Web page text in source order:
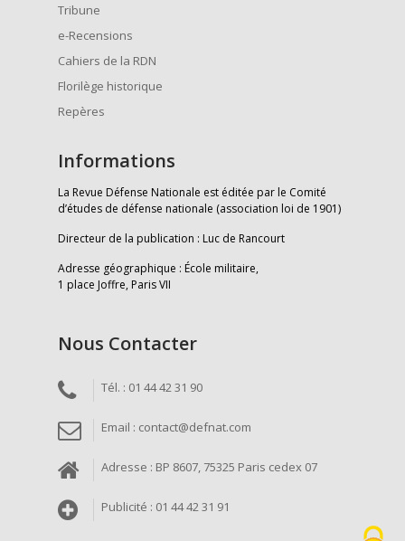
Tribune
e-Recensions
Cahiers de la RDN
Florilège historique
Repères
Informations
La Revue Défense Nationale est éditée par le Comité
d’études de défense nationale (association loi de 1901)
Directeur de la publication : Luc de Rancourt
Adresse géographique : École militaire,
1 place Joffre, Paris VII
Nous Contacter
Tél. : 01 44 42 31 90
Email : contact@defnat.com
Adresse : BP 8607, 75325 Paris cedex 07
Publicité : 01 44 42 31 91